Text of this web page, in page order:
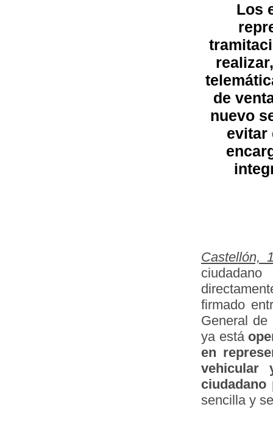
Los
de
nuevo
evitar
Castellón,
firmado
General
ya está
en
vehicular
sencilla y